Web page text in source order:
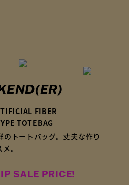
FIBER
TOTEBAG
トートバッグ。丈夫な作り
。
SALE PRICE!